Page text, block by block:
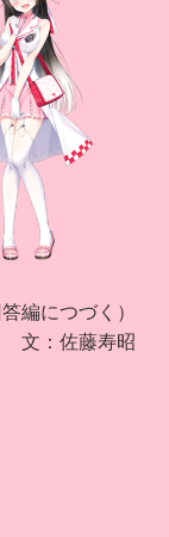
答編につづく）
文：佐藤寿昭